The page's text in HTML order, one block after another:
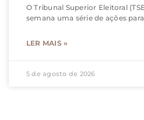
O Tribunal Superior Eleitoral
semana uma série de ações
LER MAIS »
5 de agosto de 2026